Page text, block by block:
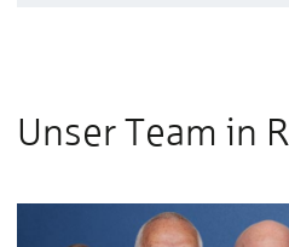
Unser Team in